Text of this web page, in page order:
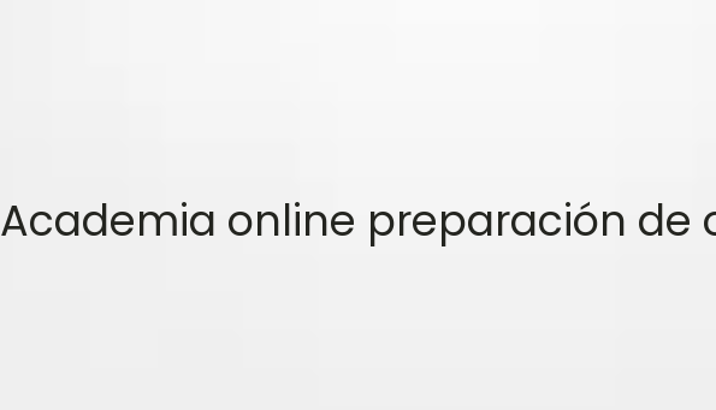
Academia online preparación de